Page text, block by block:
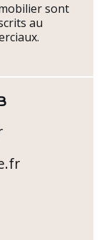
sont
au